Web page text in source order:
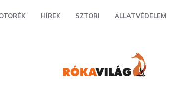
HÍREK SZTORI ÁLLATVÉDELEM